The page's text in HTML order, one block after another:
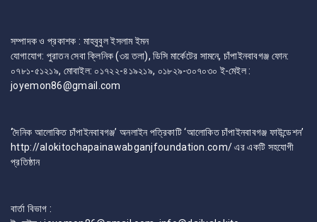
সম্পাদক ও প্রকাশক : মাহবুবুল ইসলাম ইমন
যোগাযোগ: পুরাতন সেবা ক্লিনিক (৩য় তলা), ডিসি মার্কেটের সামনে, চাঁপাইনবাবগঞ্জ ফোন:
০৭৮১-৫১২১৯, মোবাইল: ০১৭২২-৪১৯২১৯, ০১৮২৯-৩০৭০৩০ ই-মেইল :
joyemon86@gmail.com
‘দৈনিক আলোকিত চাঁপাইনবাবগঞ্জ’ অনলাইন পত্রিকাটি ‘আলোকিত চাঁপাইনবাবগঞ্জ ফাউন্ডেশন’
http://alokitochapainawabganjfoundation.com/ এর একটি সহযোগী
প্রতিষ্ঠান
বার্তা বিভাগ :